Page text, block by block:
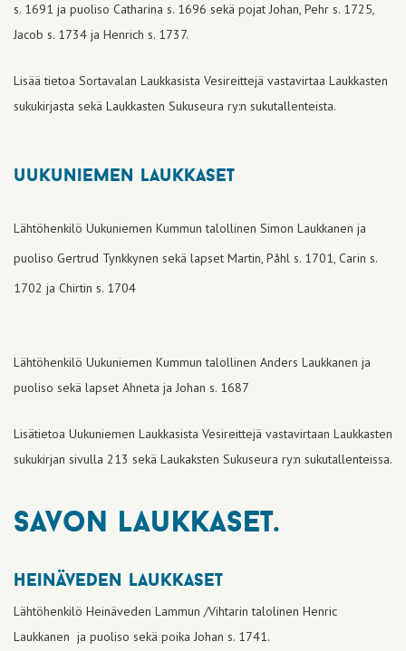
s. 1691 ja puoliso Catharina s. 1696 sekä pojat Johan, Pehr s. 1725,
Jacob s. 1734 ja Henrich s. 1737.
Lisää tietoa Sortavalan Laukkasista Vesireittejä vastavirtaa Laukkasten
sukukirjasta sekä Laukkasten Sukuseura ry:n sukutallenteista.
uukuniemen laukkaset
Lähtöhenkilö Uukuniemen Kummun talollinen Simon Laukkanen ja
puoliso Gertrud Tynkkynen sekä lapset Martin, Påhl s. 1701, Carin s.
1702 ja Chirtin s. 1704
Lähtöhenkilö Uukuniemen Kummun talollinen Anders Laukkanen ja
puoliso sekä lapset Ahneta ja Johan s. 1687
Lisätietoa Uukuniemen Laukkasista Vesireittejä vastavirtaan Laukkasten
sukukirjan sivulla 213 sekä Laukaksten Sukuseura ry:n sukutallenteissa.
savon laukkaset.
heinäveden laukkaset
Lähtöhenkilö Heinäveden Lammun /Vihtarin talolinen Henric
Laukkanen ja puoliso sekä poika Johan s. 1741.